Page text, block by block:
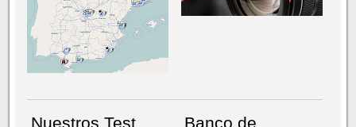
NÚMERO ACTUALHEMEROTECA
Nuestros Test Banco de